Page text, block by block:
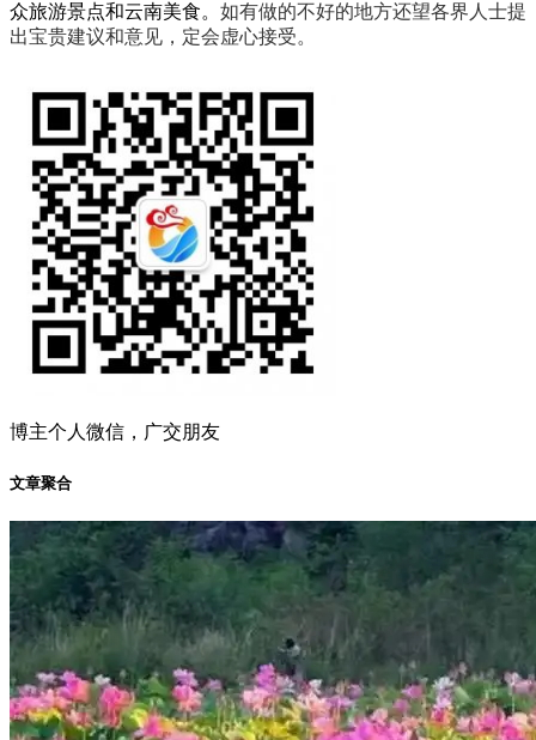
众旅游景点和云南美食。 如有做的不好的地方还望各界人士提
出宝贵建议和意见，定会虚心接受。
博主个人微信，广交朋友
文章聚合